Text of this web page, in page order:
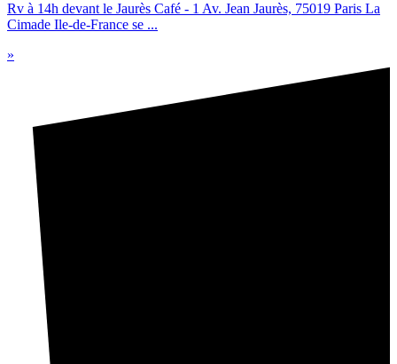
Rv à 14h devant le Jaurès Café - 1 Av. Jean Jaurès, 75019 Paris La
Cimade Ile-de-France se ...
»